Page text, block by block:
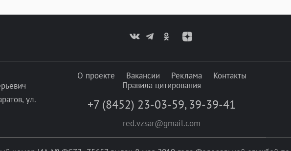
ул.
О проекте Вакансии Реклама
Контакты
Правила цитирования
+7 (8452) 23-03-59, 39-39-41
red.vzsar@gmail.com